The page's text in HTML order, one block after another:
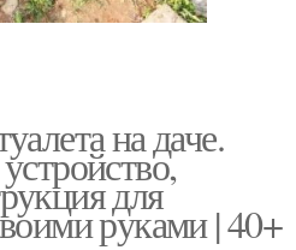
на даче.
для
руками | 40+